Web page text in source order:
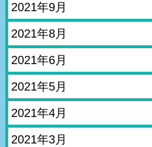
2021年9月
2021年8月
2021年6月
2021年5月
2021年4月
2021年3月